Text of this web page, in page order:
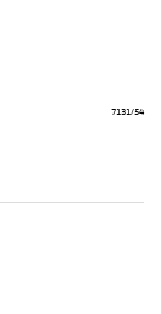
7131/54